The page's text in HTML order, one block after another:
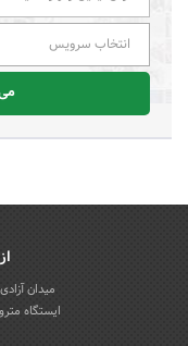
انتخاب سرویس
میدان
ایستگاه